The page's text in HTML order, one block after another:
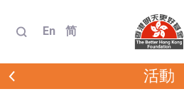
En 简
活動